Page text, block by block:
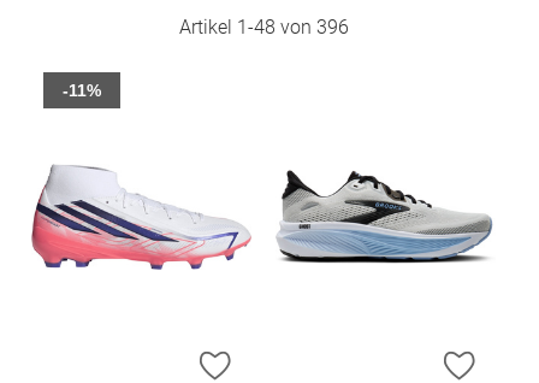
Artikel 1-48 von 396
ZUR WUNSCHLISTE HINZUFÜGEN
-11%
ZUR